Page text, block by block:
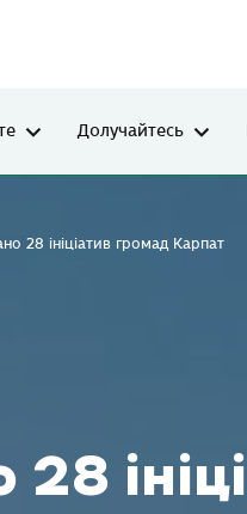
Долучайтесь
28 ініціатив громад Карпат